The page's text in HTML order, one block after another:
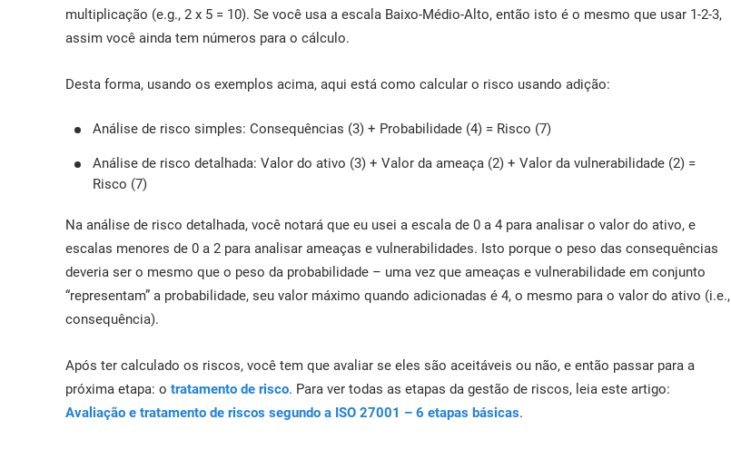
multiplicação (e.g., 2 x 5 = 10). Se você usa a escala Baixo-Médio-Alto, então isto é o mesmo que usar 1-2-3,
assim você ainda tem números para o cálculo.
Desta forma, usando os exemplos acima, aqui está como calcular o risco usando adição:
Análise de risco simples: Consequências (3) + Probabilidade (4) = Risco (7)
Análise de risco detalhada: Valor do ativo (3) + Valor da ameaça (2) + Valor da vulnerabilidade (2) =
Risco (7)
Na análise de risco detalhada, você notará que eu usei a escala de 0 a 4 para analisar o valor do ativo, e
escalas menores de 0 a 2 para analisar ameaças e vulnerabilidades. Isto porque o peso das consequências
deveria ser o mesmo que o peso da probabilidade – uma vez que ameaças e vulnerabilidade em conjunto
“representam” a probabilidade, seu valor máximo quando adicionadas é 4, o mesmo para o valor do ativo (i.e.,
consequência).
Após ter calculado os riscos, você tem que avaliar se eles são aceitáveis ou não, e então passar para a
próxima etapa: o tratamento de risco. Para ver todas as etapas da gestão de riscos, leia este artigo:
Avaliação e tratamento de riscos segundo a ISO 27001 – 6 etapas básicas.